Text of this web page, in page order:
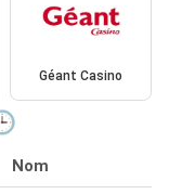
Géant Casino
Nom